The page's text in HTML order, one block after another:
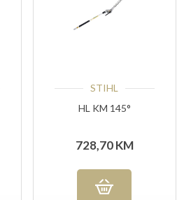
STIHL
HL KM 145°
728,70KM